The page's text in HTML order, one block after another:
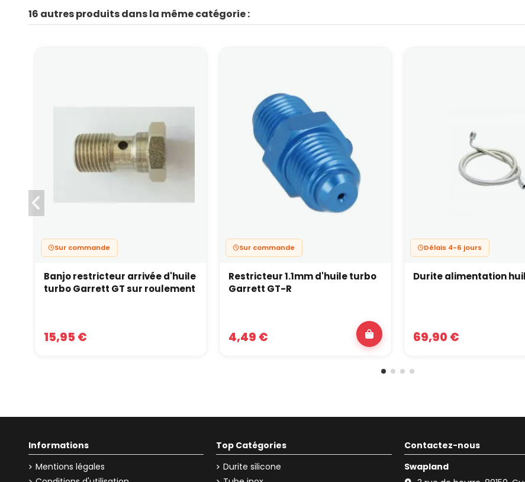
16 autres produits dans la même catégorie :
Sur commande
Banjo restricteur arrivée d'huile
turbo Garrett GT sur roulement
15,95 €
Sur commande
Restricteur 1.1mm d'huile turbo
Garrett GT-R
4,49 €
Délais 4-6 jours
Durite alimentation
69,90 €
Informations
Mentions légales
Top Catégories
Durite silicone
Contactez-nous
Swapland